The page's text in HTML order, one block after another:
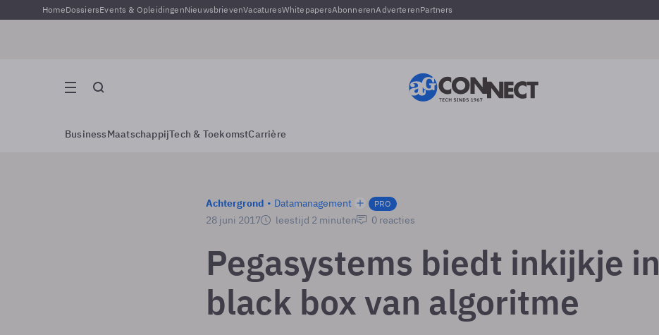
HomeDossiersEvents & OpleidingenNieuwsbrievenVacaturesWhitepapersAbonnerenAdverterenPartners
BusinessMaatschappijTech & ToekomstCarrière
Achtergrond Datamanagement PRO
28 juni 2017 leestijd 2 minuten 0 reacties
Pegasystems biedt inkijkje in
black box van algoritme